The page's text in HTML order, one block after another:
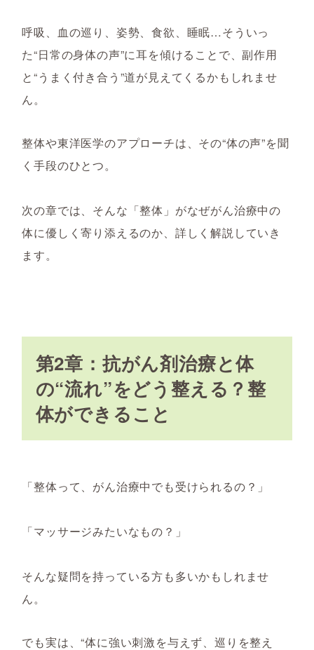
呼吸、血の巡り、姿勢、食欲、睡眠…そういっ
た“日常の身体の声”に耳を傾けることで、副作用
と“うまく付き合う”道が見えてくるかもしれませ
ん。
整体や東洋医学のアプローチは、その“体の声”を聞
く手段のひとつ。
次の章では、そんな「整体」がなぜがん治療中の
体に優しく寄り添えるのか、詳しく解説していき
ます。
第2章：抗がん剤治療と体
の“流れ”をどう整える？整
体ができること
「整体って、がん治療中でも受けられるの？」
「マッサージみたいなもの？」
そんな疑問を持っている方も多いかもしれませ
ん。
でも実は、“体に強い刺激を与えず、巡りを整え